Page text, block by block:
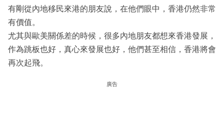
有剛從內地移民來港的朋友說，在他們眼中，香港仍然非常
有價值。
尤其與歐美關係差的時候，很多內地朋友都想來香港發展，
作為跳板也好，真心來發展也好，他們甚至相信，香港將會
再次起飛。
廣告